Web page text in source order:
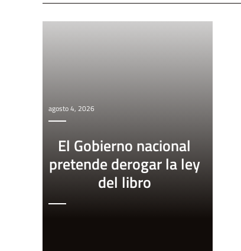
agosto 4, 2026
El Gobierno nacional
pretende derogar la ley
del libro